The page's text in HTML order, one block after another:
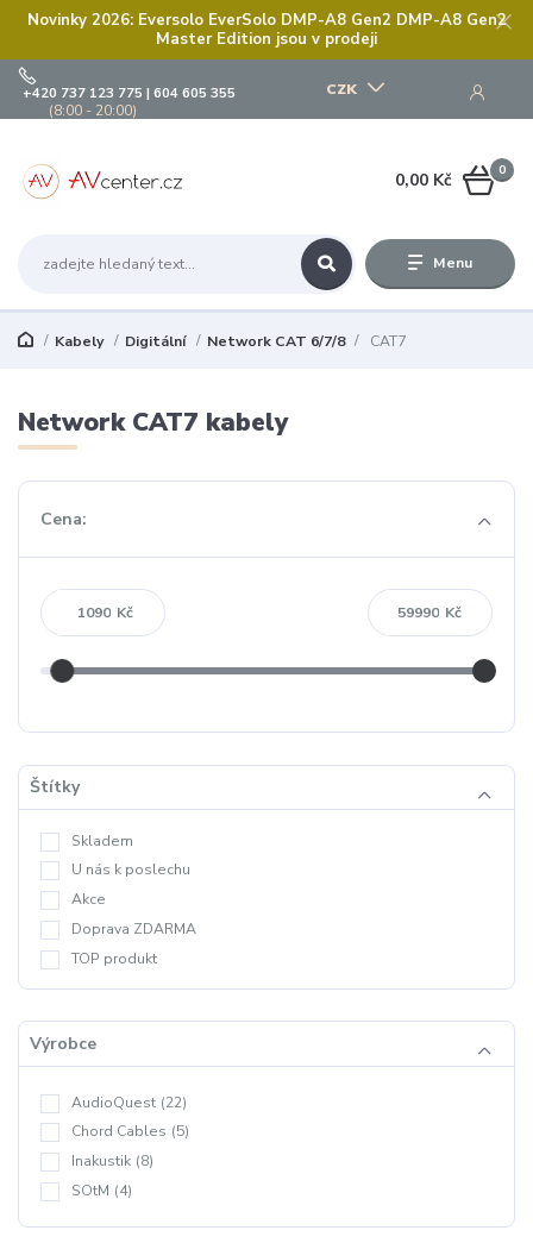
Novinky 2026: Eversolo EverSolo DMP-A8 Gen2 DMP-A8 Gen2
Master Edition jsou v prodeji
Menu
CZK
+420 737 123 775 | 604 605 355
(8:00 - 20:00)
0
0,00 Kč
Kabely Digitální Network CAT 6/7/8 CAT7
Network CAT7 kabely
Cena:
Kč Kč
Štítky
Skladem
U nás k poslechu
Akce
Doprava ZDARMA
TOP produkt
Výrobce
AudioQuest (22)
Chord Cables (5)
Inakustik (8)
SOtM (4)